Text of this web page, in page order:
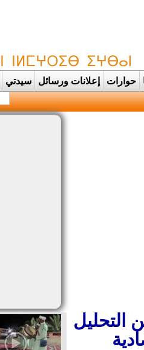
حوارات إعلانات ورسائل سيدتي
القرآ |